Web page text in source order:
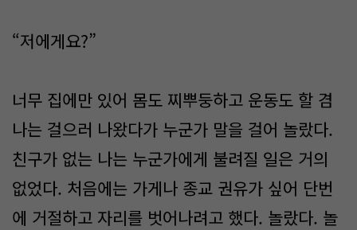
“저에게요?”
너무 집에만 있어 몸도 찌뿌둥하고 운동도 할 겸
나는 걸으러 나왔다가 누군가 말을 걸어 놀랐다.
친구가 없는 나는 누군가에게 불려질 일은 거의
없었다. 처음에는 가게나 종교 권유가 싶어 단번
에 거절하고 자리를 벗어나려고 했다. 놀랐다. 놀